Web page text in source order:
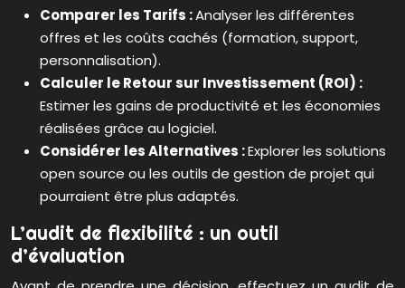
Comparer les Tarifs :Analyser les différentes
offres et les coûts cachés (formation, support,
personnalisation).
Calculer le Retour sur Investissement (ROI) :
Estimer les gains de productivité et les économies
réalisées grâce au logiciel.
Considérer les Alternatives :Explorer les solutions
open source ou les outils de gestion de projet qui
pourraient être plus adaptés.
L’audit de flexibilité : un outil
d’évaluation